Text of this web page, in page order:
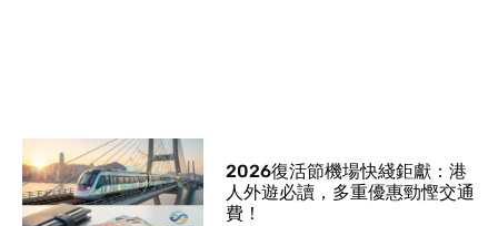
2026復活節機場快綫鉅獻：港
人外遊必讀，多重優惠勁慳交通
費！